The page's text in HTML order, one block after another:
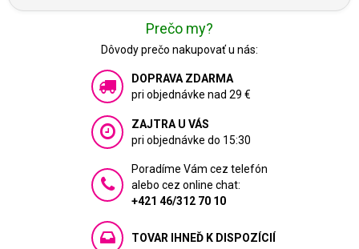
Prečo my?
Dôvody prečo nakupovať u nás:
DOPRAVA ZDARMA
pri objednávke nad 29 €
ZAJTRA U VÁS
pri objednávke do 15:30
Poradíme Vám cez telefón
alebo cez online chat:
+421 46/312 70 10
TOVAR IHNEĎ K DISPOZÍCIÍ